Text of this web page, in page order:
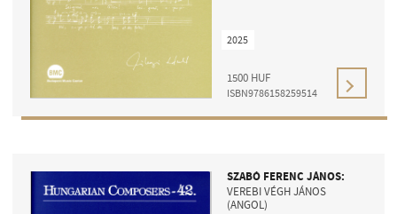
1500 HUF
ISBN9786158259514
2025
SZABÓ FERENC JÁNOS:
VEREBI VÉGH JÁNOS
(ANGOL)